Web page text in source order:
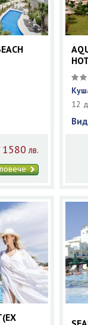
1580 лв.
12